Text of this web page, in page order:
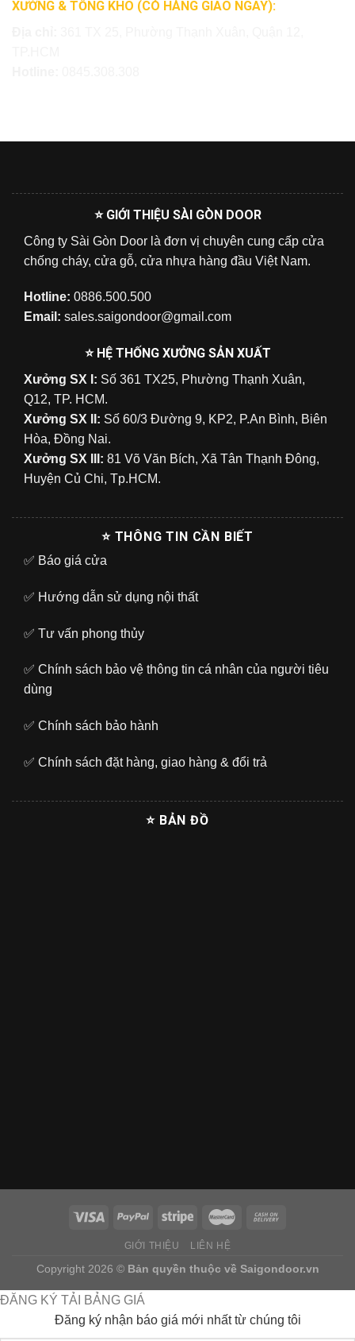
XƯỞNG & TỔNG KHO (CÓ HÀNG GIAO NGAY):
⭐ GIỚI THIỆU SÀI GÒN DOOR
Công ty Sài Gòn Door là đơn vị chuyên cung cấp cửa
chống cháy, cửa gỗ, cửa nhựa hàng đầu Việt Nam.
Hotline: 0886.500.500
Email: sales.saigondoor@gmail.com
⭐ HỆ THỐNG XƯỞNG SẢN XUẤT
Xưởng SX I: Số 361 TX25, Phường Thạnh Xuân,
Q12, TP. HCM.
Xưởng SX II: Số 60/3 Đường 9, KP2, P.An Bình, Biên
Hòa, Đồng Nai.
Xưởng SX III: 81 Võ Văn Bích, Xã Tân Thạnh Đông,
Huyện Củ Chi, Tp.HCM.
⭐ THÔNG TIN CẦN BIẾT
✅ Báo giá cửa
✅ Hướng dẫn sử dụng nội thất
✅ Tư vấn phong thủy
✅ Chính sách bảo vệ thông tin cá nhân của người tiêu
dùng
✅ Chính sách bảo hành
✅ Chính sách đặt hàng, giao hàng & đổi trả
⭐ BẢN ĐỒ
GIỚI THIỆU LIÊN HỆ
Copyright 2026 © Bản quyền thuộc về Saigondoor.vn
ĐĂNG KÝ TẢI BẢNG GIÁ
Đăng ký nhận báo giá mới nhất từ chúng tôi